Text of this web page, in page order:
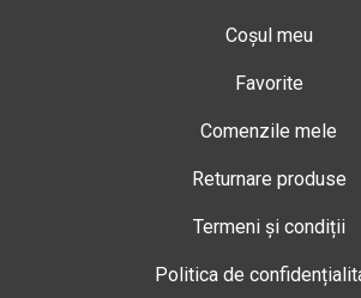
Coșul meu
Favorite
Comenzile mele
Returnare produse
Termeni și condiții
Politica de